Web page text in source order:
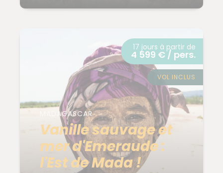
MADAGASCAR
Vanille sauvage et
mer d'Emeraude :
l'Est de Mada !
17 jours à partir de
4 599 € / pers.
VOL INCLUS